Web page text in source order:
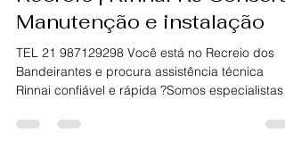
koz aquecedores
11 de out. de 2025
2 min de leitura
Recreio | Rinnai RJ Conserto
Manutenção e instalação
TEL 21 987129298 Você está no Recreio dos